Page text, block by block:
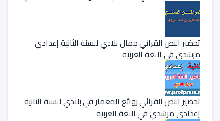
تحضير النص القرائي جمال بلادي للسنة الثانية إعدادي
مرشدي في اللغة العربية
تحضير النص القرائي روائع المعمار في بلادي للسنة الثانية
إعدادي مرشدي في اللغة العربية